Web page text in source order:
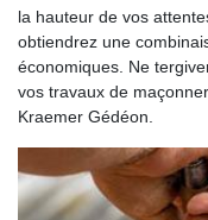
la hauteur de vos
obtiendrez une
économiques. Ne
vos travaux de
Kraemer Gédéon.